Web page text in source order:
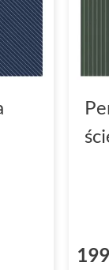
do
wyboru.
Lins